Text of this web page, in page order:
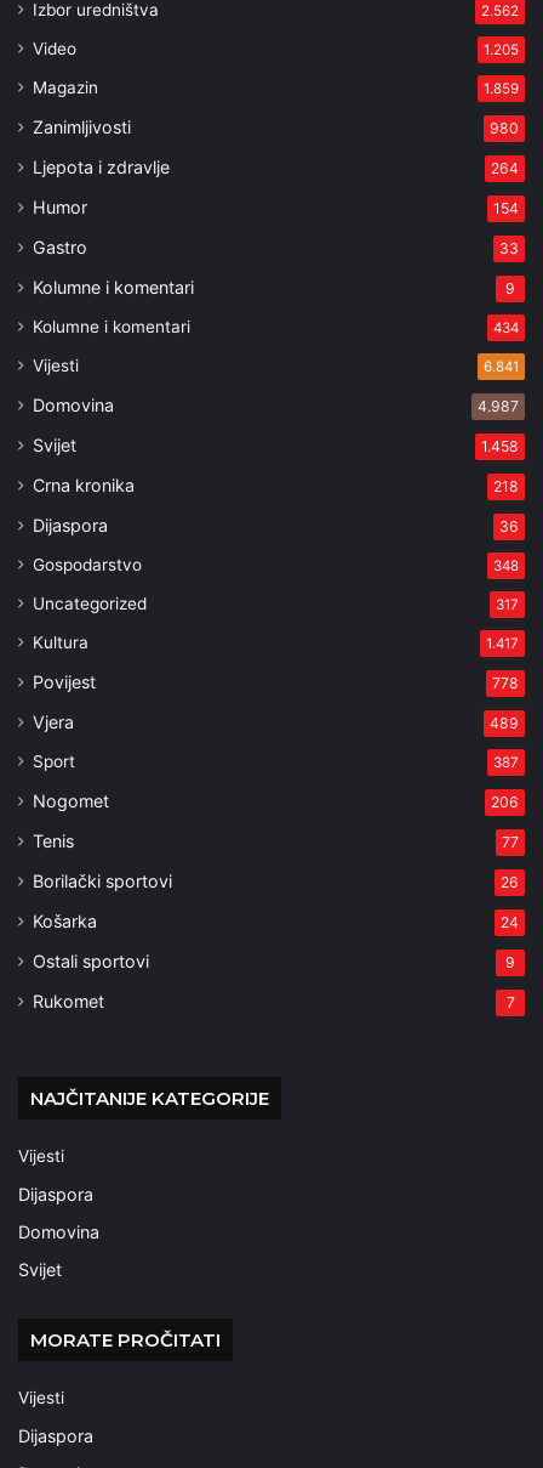
Izbor uredništva 2.562
Video 1.205
Magazin 1.859
Zanimljivosti 980
Ljepota i zdravlje 264
Humor 154
Gastro 33
Kolumne i komentari 9
Kolumne i komentari 434
Vijesti 6.841
Domovina 4.987
Svijet 1.458
Crna kronika 218
Dijaspora 36
Gospodarstvo 348
Uncategorized 317
Kultura 1.417
Povijest 778
Vjera 489
Sport 387
Nogomet 206
Tenis 77
Borilački sportovi 26
Košarka 24
Ostali sportovi 9
Rukomet 7
NAJČITANIJE KATEGORIJE
Vijesti
Dijaspora
Domovina
Svijet
MORATE PROČITATI
Vijesti
Dijaspora